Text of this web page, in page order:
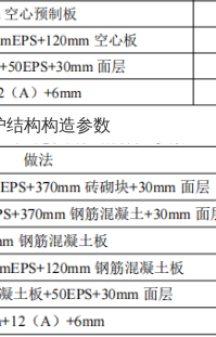
结构构造参数